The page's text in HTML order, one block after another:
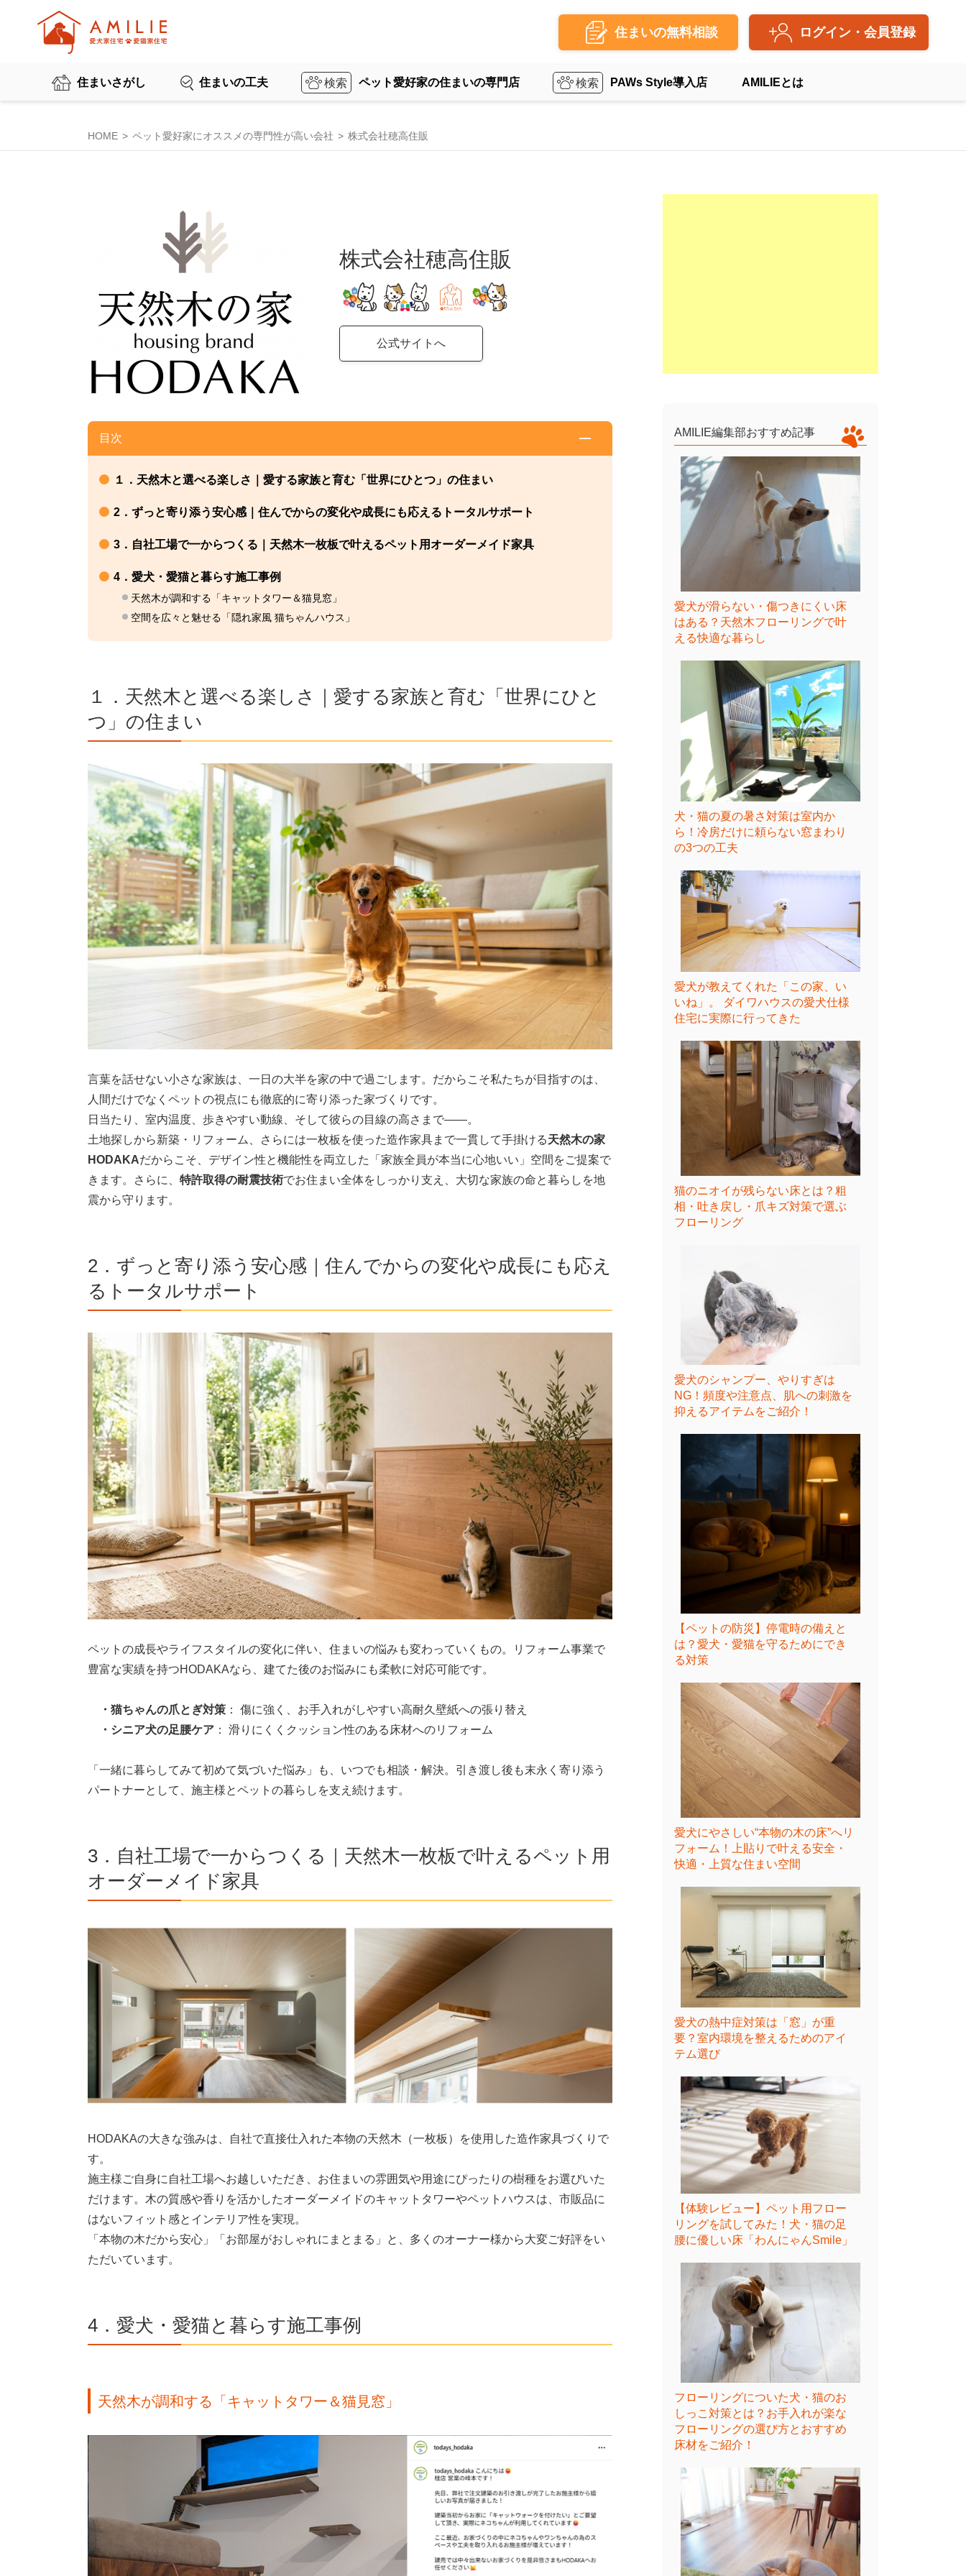
住まいの無料相談 ログイン・会員登録
住まいさがし 住まいの工夫 ペット愛好家の住まいの専門店 PAWs Style導入店 AMILIEとは
HOME ペット愛好家にオススメの専門性が高い会社 株式会社穂高住販
株式会社穂高住販
公式サイトへ
目次
１．天然木と選べる楽しさ｜愛する家族と育む「世界にひとつ」の住まい
2．ずっと寄り添う安心感｜住んでからの変化や成長にも応えるトータルサポート
3．自社工場で一からつくる｜天然木一枚板で叶えるペット用オーダーメイド家具
4．愛犬・愛猫と暮らす施工事例
天然木が調和する「キャットタワー＆猫見窓」
空間を広々と魅せる「隠れ家風 猫ちゃんハウス」
１．天然木と選べる楽しさ｜愛する家族と育む「世界にひと
つ」の住まい
言葉を話せない小さな家族は、一日の大半を家の中で過ごします。だからこそ私たちが目指すのは、
人間だけでなくペットの視点にも徹底的に寄り添った家づくりです。
日当たり、室内温度、歩きやすい動線、そして彼らの目線の高さまで――。
土地探しから新築・リフォーム、さらには一枚板を使った造作家具まで一貫して手掛ける天然木の家
HODAKAだからこそ、デザイン性と機能性を両立した「家族全員が本当に心地いい」空間をご提案で
きます。さらに、 特許取得の耐震技術でお住まい全体をしっかり支え、大切な家族の命と暮らしを地
震から守ります。
2．ずっと寄り添う安心感｜住んでからの変化や成長にも応え
るトータルサポート
ペットの成長やライフスタイルの変化に伴い、住まいの悩みも変わっていくもの。リフォーム事業で
豊富な実績を持つHODAKAなら、建てた後のお悩みにも柔軟に対応可能です。
・猫ちゃんの爪とぎ対策 ： 傷に強く、お手入れがしやすい高耐久壁紙への張り替え
・シニア犬の足腰ケア ： 滑りにくくクッション性のある床材へのリフォーム
「一緒に暮らしてみて初めて気づいた悩み」も、いつでも相談・解決。引き渡し後も末永く寄り添う
パートナーとして、施主様とペットの暮らしを支え続けます。
3．自社工場で一からつくる｜天然木一枚板で叶えるペット用
オーダーメイド家具
HODAKAの大きな強みは、自社で直接仕入れた本物の天然木（一枚板）を使用した造作家具づくりで
す。
施主様ご自身に自社工場へお越しいただき、お住まいの雰囲気や用途にぴったりの樹種をお選びいた
だけます。木の質感や香りを活かしたオーダーメイドのキャットタワーやペットハウスは、市販品に
はないフィット感とインテリア性を実現。
「本物の木だから安心」「お部屋がおしゃれにまとまる」と、多くのオーナー様から大変ご好評をい
ただいています。
4．愛犬・愛猫と暮らす施工事例
天然木が調和する「キャットタワー＆猫見窓」
AMILIE編集部おすすめ記事
愛犬が滑らない・傷つきにくい床
はある？天然木フローリングで叶
える快適な暮らし
犬・猫の夏の暑さ対策は室内か
ら！冷房だけに頼らない窓まわり
の3つの工夫
愛犬が教えてくれた「この家、い
いね」。 ダイワハウスの愛犬仕様
住宅に実際に行ってきた
猫のニオイが残らない床とは？粗
相・吐き戻し・爪キズ対策で選ぶ
フローリング
愛犬のシャンプー、やりすぎは
NG！頻度や注意点、肌への刺激を
抑えるアイテムをご紹介！
【ペットの防災】停電時の備えと
は？愛犬・愛猫を守るためにでき
る対策
愛犬にやさしい“本物の木の床”へリ
フォーム！上貼りで叶える安全・
快適・上質な住まい空間
愛犬の熱中症対策は「窓」が重
要？室内環境を整えるためのアイ
テム選び
【体験レビュー】ペット用フロー
リングを試してみた！犬・猫の足
腰に優しい床「わんにゃんSmile」
フローリングについた犬・猫のお
しっこ対策とは？お手入れが楽な
フローリングの選び方とおすすめ
床材をご紹介！